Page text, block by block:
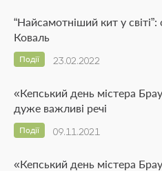
“Найсамотніший кит у
Коваль
23.02.2022
Події
«Кепський день містера
дуже важливі речі
09.11.2021
Події
«Кепський день містера